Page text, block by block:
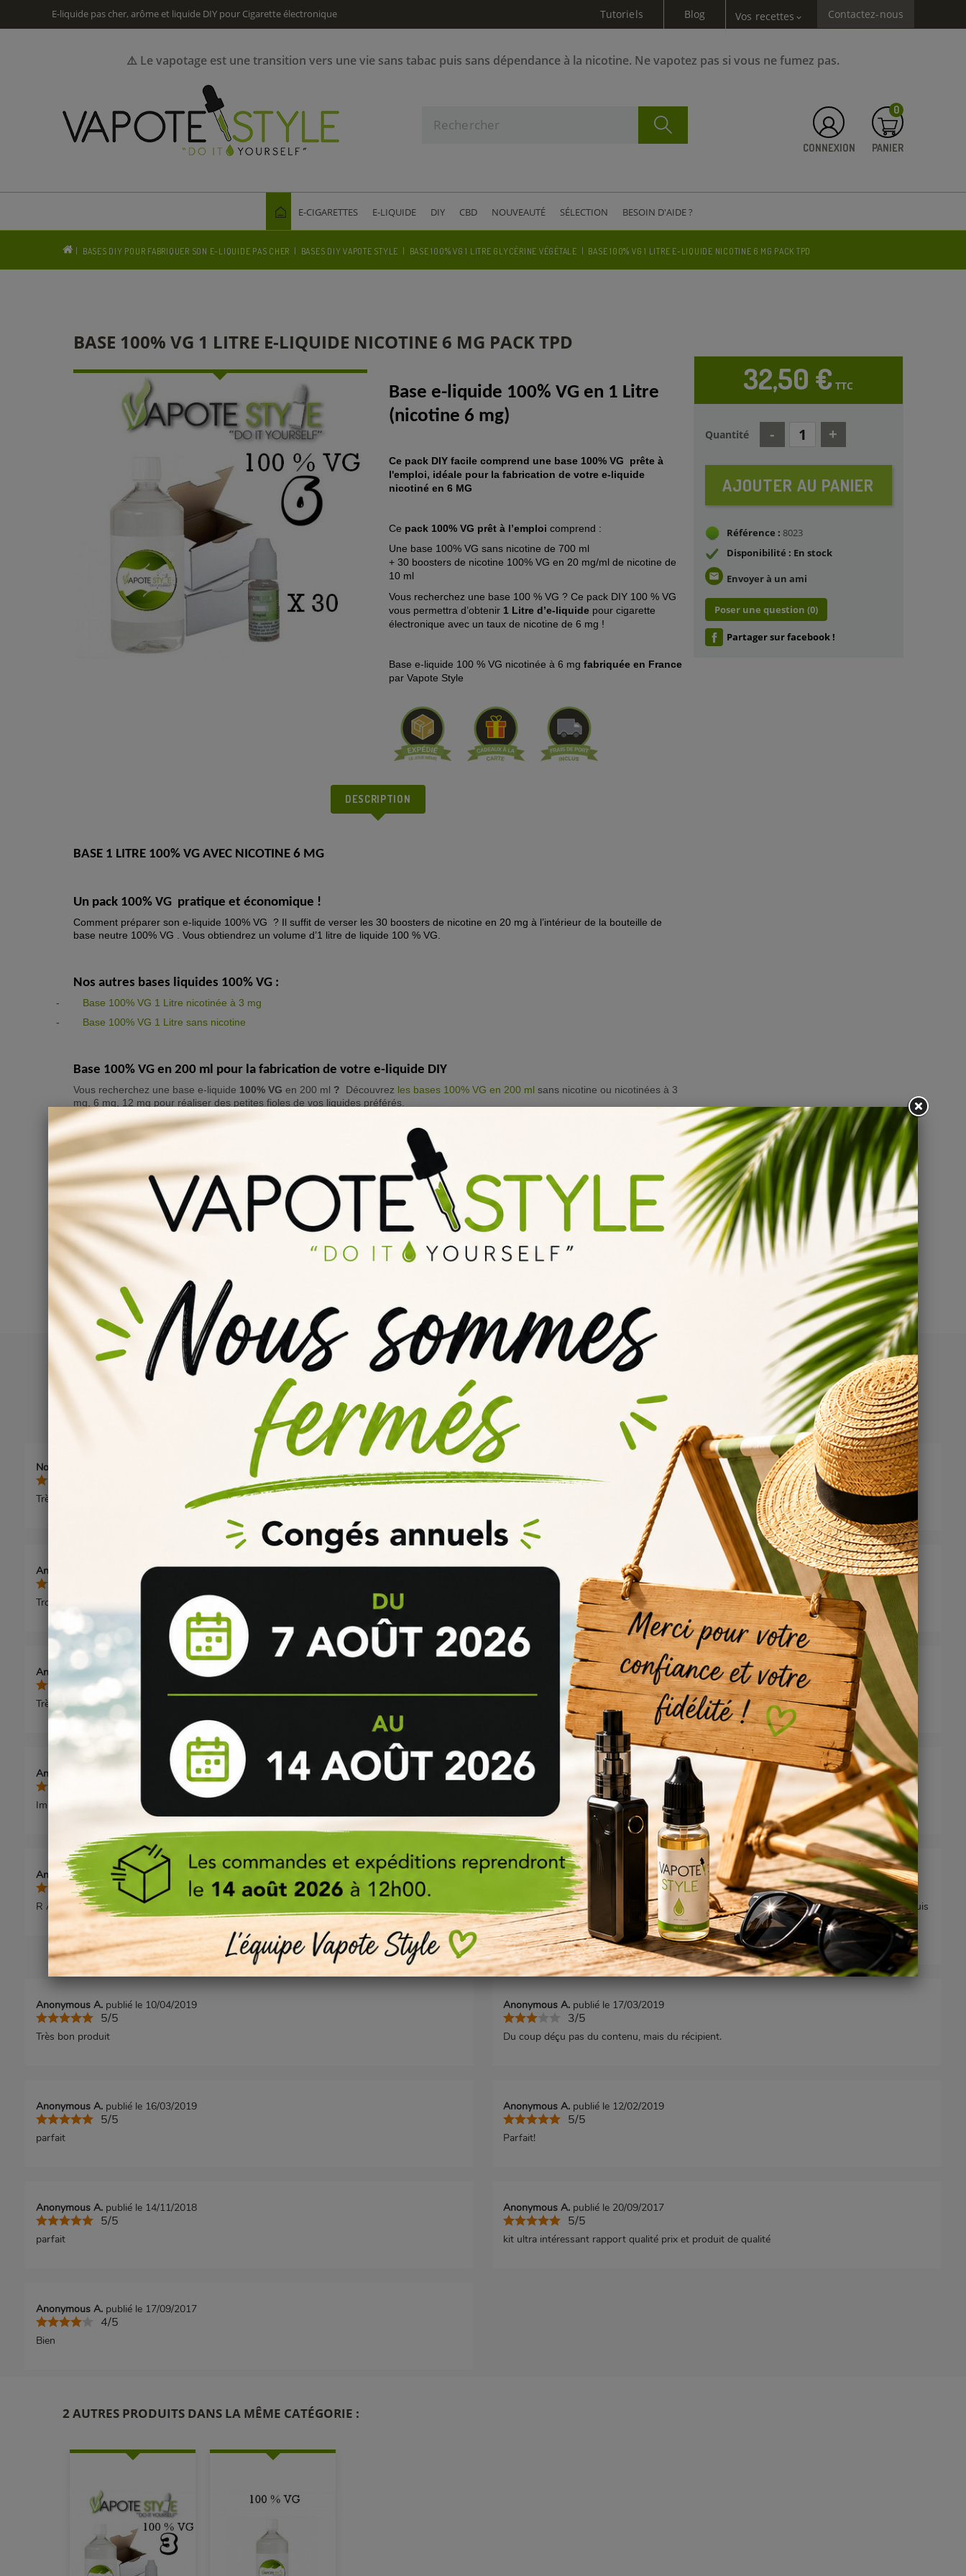
E-liquide pas cher, arôme et liquide DIY pour Cigarette électronique Tutoriels Blog Vos recettes expand_more Contactez-nous
⚠️ Le vapotage est une transition vers une vie sans tabac puis sans dépendance à la nicotine. Ne vapotez pas si vous ne fumez pas.
CONNEXION PANIER
0
E-CIGARETTES E-LIQUIDE DIY CBD NOUVEAUTÉ SÉLECTION BESOIN D'AIDE ?
BASES DIY POUR FABRIQUER SON E-LIQUIDE PAS CHER BASES DIY VAPOTE STYLE BASE 100% VG 1 LITRE GLYCÉRINE VÉGÉTALE BASE 100% VG 1 LITRE E-LIQUIDE NICOTINE 6 MG PACK TPD
BASE 100% VG 1 LITRE E-LIQUIDE NICOTINE 6 MG PACK TPD
Base e-liquide 100% VG en 1 Litre
(nicotine 6 mg)
Ce pack DIY facile comprend une base 100% VG
prête à
l'emploi, idéale pour la fabrication de votre e-liquide
nicotiné en 6 MG
Ce pack 100% VG prêt à l’emploi comprend :
Une base 100% VG sans nicotine de 700 ml
+ 30 boosters de nicotine 100% VG en 20 mg/ml de nicotine de
10 ml
Vous recherchez une base 100 % VG ? Ce pack DIY 100 % VG
vous permettra d’obtenir 1 Litre d’e-liquidepour cigarette
électronique avec un taux de nicotine de 6 mg !
Base e-liquide 100 % VG nicotinée à 6 mg fabriquée en France
par Vapote Style
DESCRIPTION
BASE 1 LITRE 100% VG AVEC NICOTINE 6 MG
Un pack 100% VG pratique et économique !
Comment préparer son e-liquide 100% VG ? Il suffit de verser les 30 boosters de nicotine en 20 mg à l’intérieur de la bouteille de
base neutre 100% VG . Vous obtiendrez un volume d’1 litre de liquide 100 % VG.
Nos autres bases liquides 100% VG :
- Base 100% VG 1 Litre nicotinée à 3 mg
- Base 100% VG 1 Litre sans nicotine
Base 100% VG en 200 ml pour la fabrication de votre e-liquide DIY
Vous recherchez une base e-liquide 100% VG en 200 ml ? Découvrez les bases 100% VG en 200 ml sans nicotine ou nicotinées à 3
mg, 6 mg, 12 mg pour réaliser des petites fioles de vos liquides préférés.
32,50 € TTC
Quantité
AJOUTER AU PANIER
Référence : 8023
Disponibilité : En stock
email Envoyer à un ami
Poser une question (0)
Partager sur facebook !
Question(0)
Pas de questions pour le moment.
Poser une question
Based on17 customer reviews
Norbert D.
Très bien.
N D.publié le 17/12/2024
5/5
Anonymous A. publié le 15/11/2024
Trop épaisse pour moi
Anonymous A. publié le 22/10/2024
2/5
Problème de gélification après mélange
Anonymous A. publié le 10/06/2024
Très bien, très pratique, je recommande
Anonymous A.publié le 10/03/2024
5/5
Produit très satisfaisant mais plus cher que ma commande précédente pour la même affaire
Anonymous A. publié le 04/02/2024
Impeccable , un peu long de mettre les flacons de nicotine mais après c est top....
Anonymous A. publié le 13/11/2022
Anonymous A. publié le 12/03/2022
5/5
R A S
Anonymous A.publié le 30/04/2019
3/5
Bonjour, Bon produit mais les 30 petites fioles à vider c'est un peu chiant quand même.. Et puis
bonjour l'écologie.. L'idée de commander des gros bidons c'est aussi pour éviter la
surconsommation de plastique.. BIen à vous
Anonymous A. publié le 10/04/2019
5/5
Très bon produit
Anonymous A. publié le 17/03/2019
3/5
Du coup déçu pas du contenu, mais du récipient.
Anonymous A. publié le 16/03/2019
5/5
parfait
Anonymous A. publié le 12/02/2019
5/5
Parfait!
Anonymous A. publié le 14/11/2018
5/5
parfait
Anonymous A. publié le 20/09/2017
5/5
kit ultra intéressant rapport qualité prix et produit de qualité
Anonymous A. publié le 17/09/2017
4/5
Bien
2 AUTRES PRODUITS DANS LA MÊME CATÉGORIE :